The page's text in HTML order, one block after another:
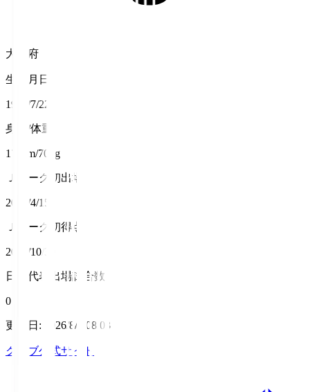
大阪府
生年月日
1999/7/22
身長/体重
174cm/70kg
Ｊリーグ初出場
2017/4/15
Ｊリーグ初得点
2017/10/30
日本代表出場試合数
0
更新日 : 2026/8/6 08:03
クラブ公式サイト